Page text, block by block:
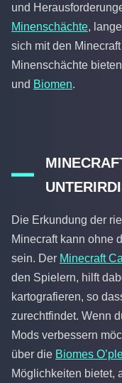
und
Minenschächte,
sich mit den
Minenschächte
und Biomen.
Die Erkundung der
Minecraft kann ohne
sein. Der Minecraft
den Spielern, hilft
kartografieren, so
zurechtfindet. Wenn
Mods verbessern
über die Biomes
Möglichkeiten bietet,